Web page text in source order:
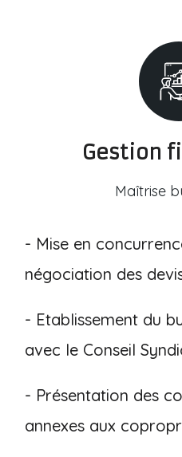
Gestion
Maîtrise
- Mise en
négociation des
- Etablissement du
avec le Conseil
- Présentation des
annexes aux